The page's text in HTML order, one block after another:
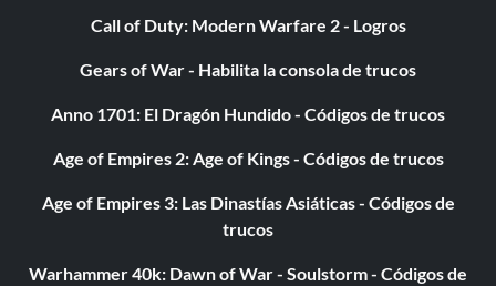
Este): Gana la Campaña Clásica con un equipo de cada
Gana la Campaña Clásica con un equipo de cada división
Call of Duty: Modern Warfare 2 - Logros
Gears of War - Habilita la consola de trucos
Anno 1701: El Dragón Hundido - Códigos de trucos
Age of Empires 2: Age of Kings - Códigos de trucos
Age of Empires 3: Las Dinastías Asiáticas - Códigos de
trucos
Warhammer 40k: Dawn of War - Soulstorm - Códigos de